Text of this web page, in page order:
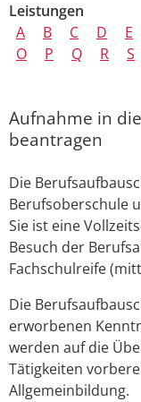
Leistungen
A
B C D E
O
P Q R S
Aufnahme in
beantragen
Die
Berufsoberschule
Sie ist eine
Besuch der
Fachschulreife
Die
erworbenen
werden auf die
Tätigkeiten
Allgemeinbildung.